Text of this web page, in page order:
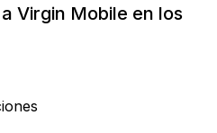
Virgin Mobile en los